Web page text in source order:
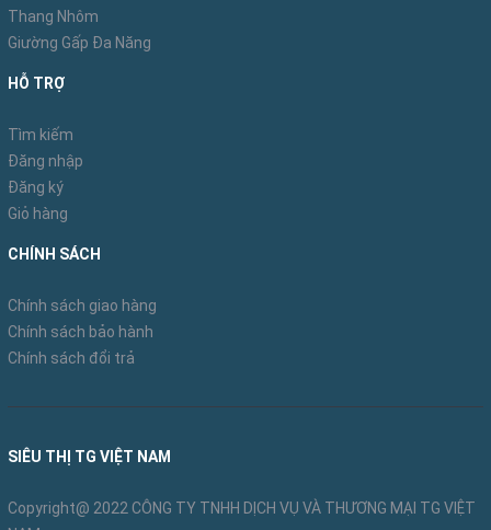
Thang Nhôm
Giường Gấp Đa Năng
HỖ TRỢ
Tìm kiếm
Đăng nhập
Đăng ký
Giỏ hàng
CHÍNH SÁCH
Chính sách giao hàng
Chính sách bảo hành
Chính sách đổi trả
SIÊU THỊ TG VIỆT NAM
Copyright@ 2022 CÔNG TY TNHH DỊCH VỤ VÀ THƯƠNG MẠI TG VIỆT